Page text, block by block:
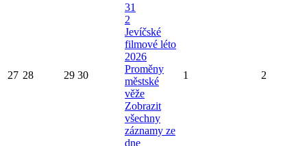
27 28 29 30
31
2
Jevíčské
filmové léto
2026
Proměny
městské
věže
Zobrazit
všechny
záznamy ze
dne
1 2